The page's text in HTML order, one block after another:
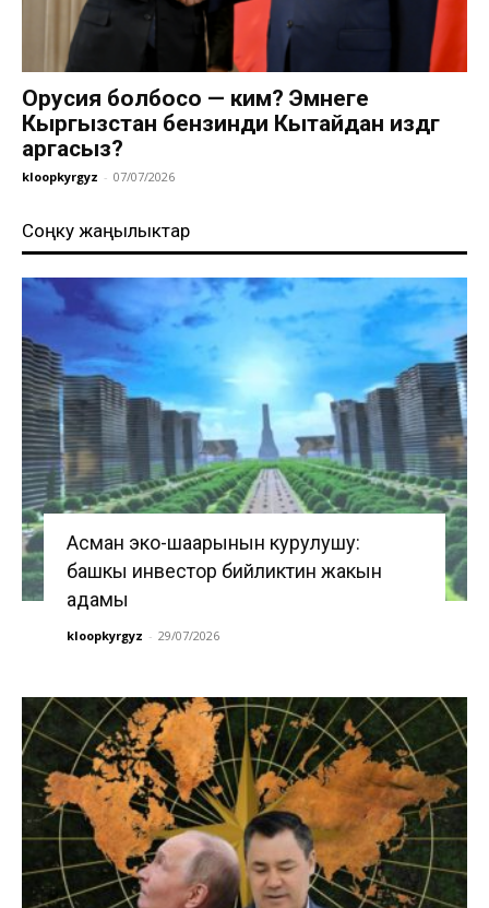
Орусия болбосо — ким? Эмнеге
Кыргызстан бензинди Кытайдан издөөгө
аргасыз?
kloopkyrgyz - 07/07/2026
Соңку жаңылыктар
Асман эко-шаарынын курулушу:
башкы инвестор бийликтин жакын
адамы
kloopkyrgyz - 29/07/2026